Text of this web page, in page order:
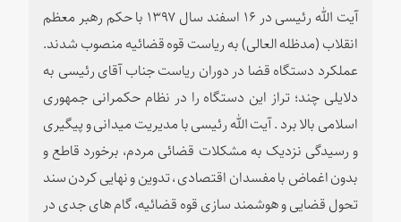
آیت الله رئیسی در ۱۶ اسفند سال ۱۳۹۷ با حکم رهبر معظم
انقلاب (مدظله العالی) به ریاست قوه قضائیه منصوب شدند.
عملکرد دستگاه قضا در دوران ریاست جناب آقای رئیسی به
دلایلی چند؛ تراز این دستگاه را در نظام حکمرانی جمهوری
اسلامی بالا برد. آیت الله رئیسی با مدیریت میدانی و پیگیری
و رسیدگی نزدیک به مشکلات قضائی مردم، برخورد قاطع و
بدون اغماض با مفسدان اقتصادی ، تدوین و نهایی کردن سند
تحول قضایی و هوشمند سازی قوه قضائیه، گام های جدی در